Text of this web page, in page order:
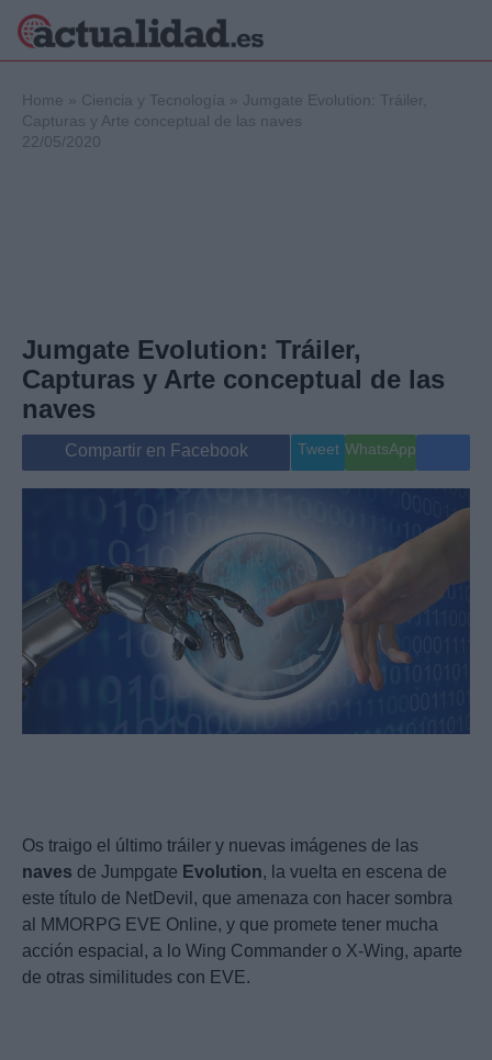
Internacional
Viajes
Gente
Musica
Home » Ciencia y Tecnología » Jumgate Evolution: Tráiler,
Capturas y Arte conceptual de las naves
22/05/2020
Jumgate Evolution: Tráiler,
Capturas y Arte conceptual de las
naves
Compartir en Facebook Tweet WhatsApp
Os traigo el último tráiler y nuevas imágenes de las
naves de Jumpgate Evolution, la vuelta en escena de
este título de NetDevil, que amenaza con hacer sombra
al MMORPG EVE Online, y que promete tener mucha
acción espacial, a lo Wing Commander o X-Wing, aparte
de otras similitudes con EVE.